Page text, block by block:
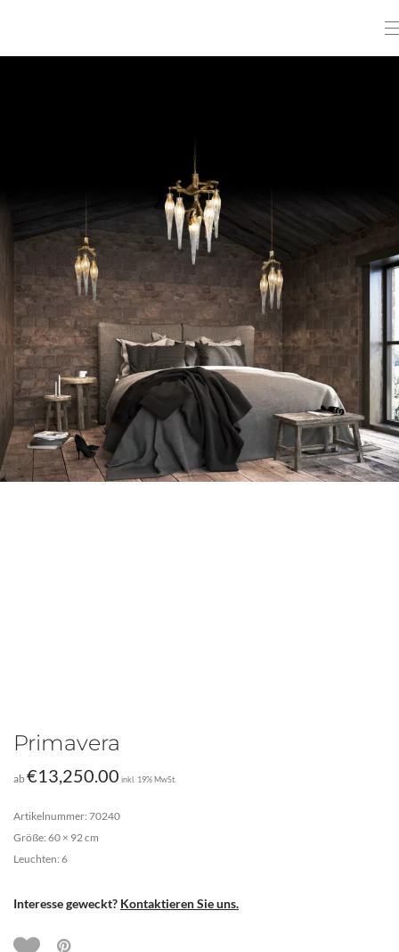
Primavera
ab€13,250.00 inkl. 19% MwSt.
Artikelnummer: 70240
Größe: 60 × 92 cm
Leuchten: 6
Interesse geweckt? Kontaktieren Sie uns.